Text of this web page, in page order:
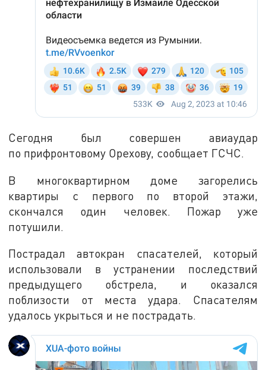
Сегодня был совершен авиаудар
по прифронтовому Орехову, сообщает ГСЧС.
В многоквартирном доме загорелись
квартиры с первого по второй этажи,
скончался один человек. Пожар уже
потушили.
Пострадал автокран спасателей, который
использовали в устранении последствий
предыдущего обстрела, и оказался
поблизости от места удара. Спасателям
удалось укрыться и не пострадать.